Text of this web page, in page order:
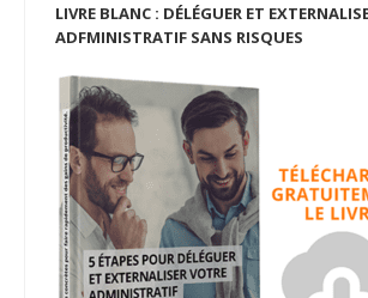
LIVRE BLANC : DÉLÉGUER ET
ADFMINISTRATIF SANS RISQUES